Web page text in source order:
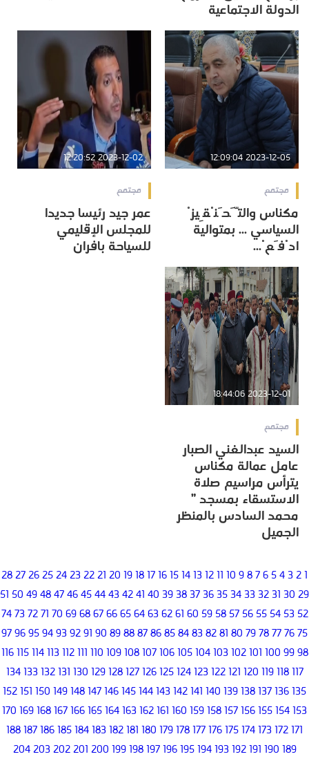
الدولة الاجتماعية
2023-12-05 12:09:04
مجتمع
مكناس والتَّحَنْقِيزْ
السياسي ... بمتوالية
ادْفَعْ...
2023-12-02 12:20:52
مجتمع
عمر جيد رئيسا جديدا
للمجلس الإقليمي
للسياحة بافران
2023-12-01 18:44:06
مجتمع
السيد عبدالغني الصبار
عامل عمالة مكناس
يترأس مراسيم صلاة
الاستسقاء بمسجد ”
محمد السادس بالمنظر
الجميل
1
2
3
4
5
6
7
8
9
10
11
12
13
14
15
16
17
18
19
20
21
22
23
24
25
26
27
28
29
30
31
32
33
34
35
36
37
38
39
40
41
42
43
44
45
46
47
48
49
50
51
52
53
54
55
56
57
58
59
60
61
62
63
64
65
66
67
68
69
70
71
72
73
74
75
76
77
78
79
80
81
82
83
84
85
86
87
88
89
90
91
92
93
94
95
96
97
98
99
100
101
102
103
104
105
106
107
108
109
110
111
112
113
114
115
116
117
118
119
120
121
122
123
124
125
126
127
128
129
130
131
132
133
134
135
136
137
138
139
140
141
142
143
144
145
146
147
148
149
150
151
152
153
154
155
156
157
158
159
160
161
162
163
164
165
166
167
168
169
170
171
172
173
174
175
176
177
178
179
180
181
182
183
184
185
186
187
188
189
190
191
192
193
194
195
196
197
198
199
200
201
202
203
204